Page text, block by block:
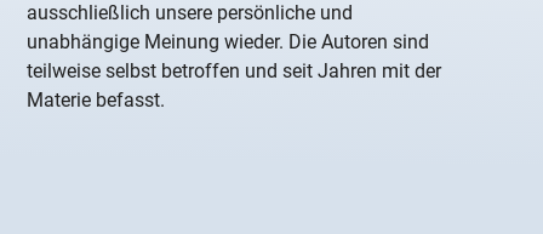
ausschließlich unsere persönliche und
unabhängige Meinung wieder. Die Autoren sind
teilweise selbst betroffen und seit Jahren mit der
Materie befasst.